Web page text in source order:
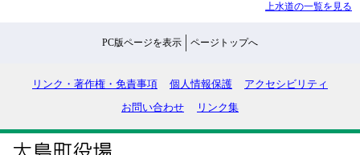
上水道の一覧を見る
PC版ページを表示 ページトップへ
リンク・著作権・免責事項 個人情報保護 アクセシビリティ
お問い合わせ リンク集